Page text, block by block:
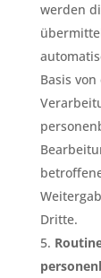
werden
Basis
Dritte.